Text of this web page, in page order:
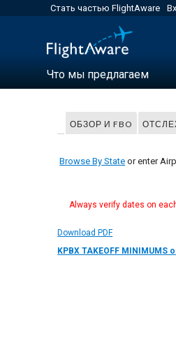
Стать частью FlightAware
Что мы предлагаем
ОБЗОР И FBO
Browse By State or enter
Always verify dates on
Download PDF
KPBX TAKEOFF MINIMUMS